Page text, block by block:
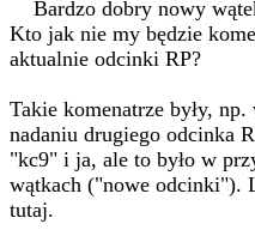
Bardzo dobry nowy
Kto jak nie my będzie
aktualnie odcinki RP?
Takie komenatrze były,
nadaniu drugiego odcinka
"kc9" i ja, ale to było w
wątkach ("nowe odcinki").
tutaj.